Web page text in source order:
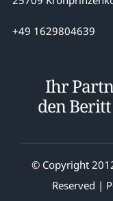
+49 1629804639
Ihr
den
© Copyright
Reserved |